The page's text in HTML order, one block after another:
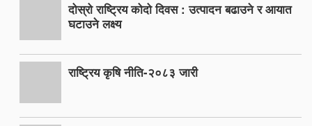
दोस्रो राष्ट्रिय कोदो दिवस : उत्पादन बढाउने र आयात
घटाउने लक्ष्य
राष्ट्रिय कृषि नीति-२०८३ जारी